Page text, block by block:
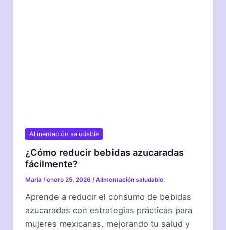
Alimentación saludable
¿Cómo reducir bebidas azucaradas
fácilmente?
Maria /enero 25, 2026 /Alimentación saludable
Aprende a reducir el consumo de bebidas
azucaradas con estrategias prácticas para
mujeres mexicanas, mejorando tu salud y